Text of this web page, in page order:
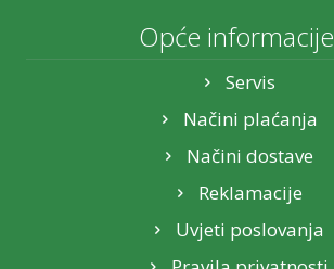
Opće informacije
Servis
Načini plaćanja
Načini dostave
Reklamacije
Uvjeti poslovanja